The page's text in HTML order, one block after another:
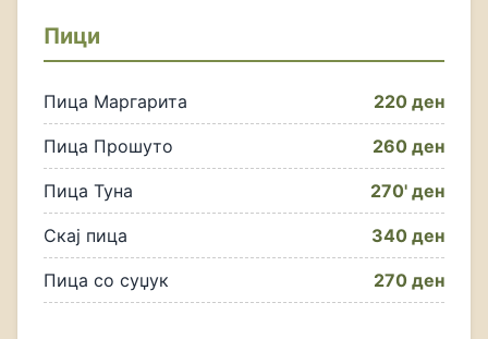
Пици
Пица Маргарита 220 ден
Пица Прошуто 260 ден
Пица Туна 270' ден
Скај пица 340 ден
Пица со суџук 270 ден